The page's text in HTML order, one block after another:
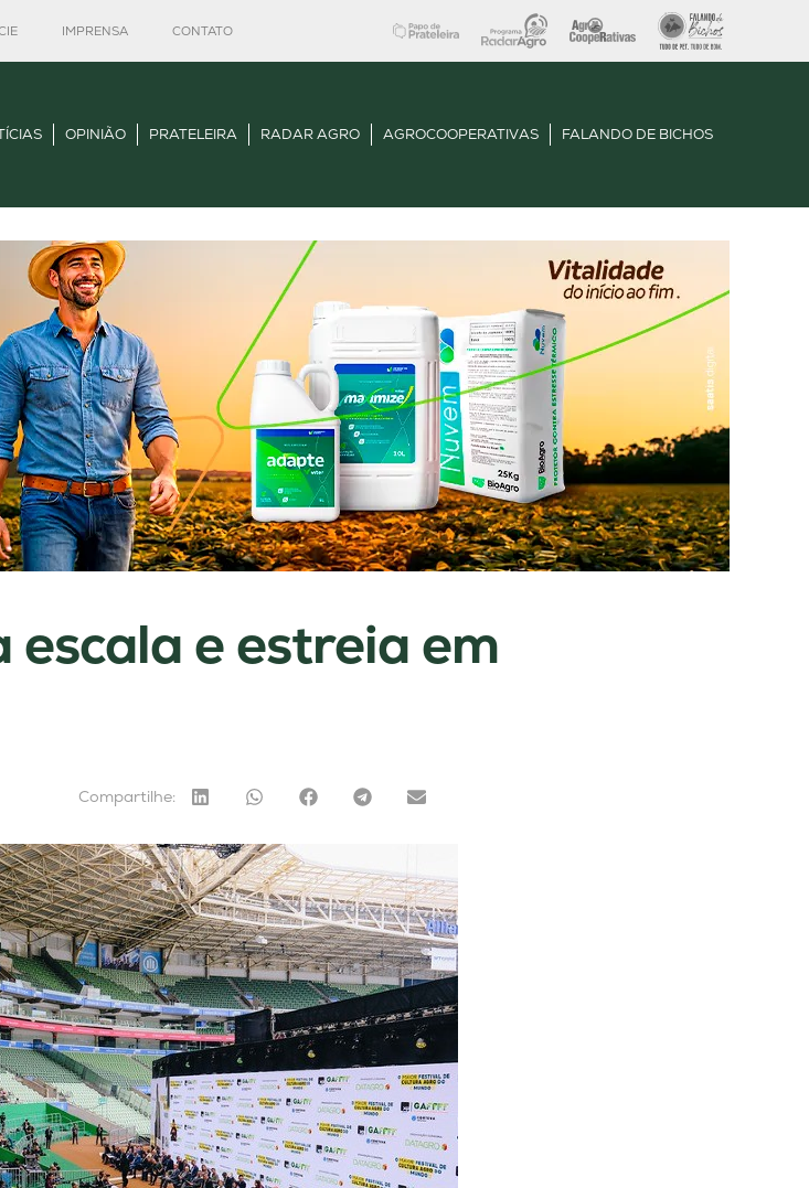
IMPRENSA CONTATO
OPINIÃO PRATELEIRA RADAR AGRO AGROCOOPERATIVAS FALANDO DE BICHOS
escala e estreia em
Compartilhe: